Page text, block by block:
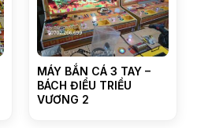
MÁY BẮN CÁ 3 TAY –
BÁCH ĐIỂU TRIỀU
VƯƠNG 2